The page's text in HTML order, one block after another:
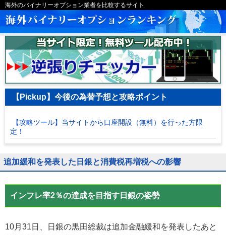
海外のバイナリーオプション業者を比較するサイト
【Pickup】今後の為替予想と攻略ポイント
【攻略ツール】当サイトから口座開設（無料）を行った方限
定！
追加緩和を発表した日銀と消費税再増税への影響
インフレ率2％の達成を目指す日銀の姿勢
10月31日、日銀の黒田総裁は追加金融緩和を発表したあと